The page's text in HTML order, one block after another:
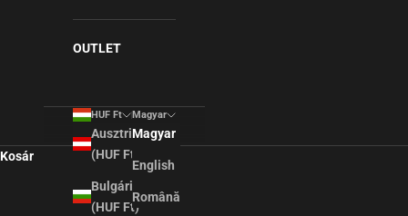
OUTLET
HUF Ft
Ausztria
(HUF Ft)
Bulgária
(HUF Ft)
Magyar
Magyar
English
Română
Kosár